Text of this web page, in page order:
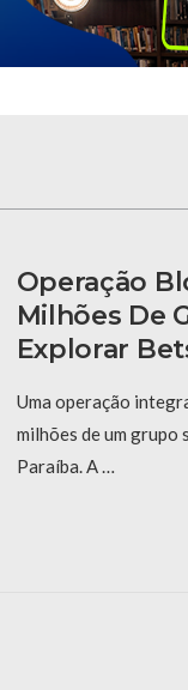
Operação
Milhões De
Explorar
Uma operação
milhões de um
Paraíba. A …